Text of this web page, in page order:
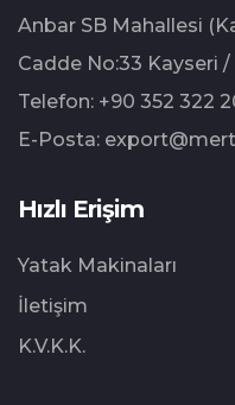
Anbar SB Mahallesi
⁠Cadde No:33 Kayseri
Telefon: +90 352 322
E-Posta:
Hızlı Erişim
Yatak Makinaları
İletişim
K.V.K.K.